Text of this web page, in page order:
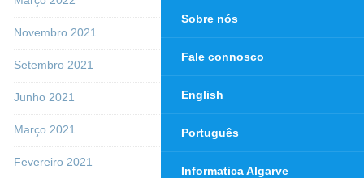
Novembro 2021
Setembro 2021
Junho 2021
Março 2021
Fevereiro 2021
Sobre nós
Fale connosco
English
Português
Informatica Algarve